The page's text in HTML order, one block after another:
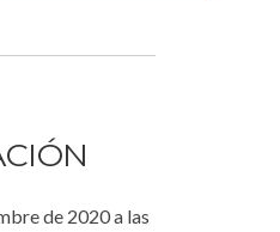
de 2020 a las